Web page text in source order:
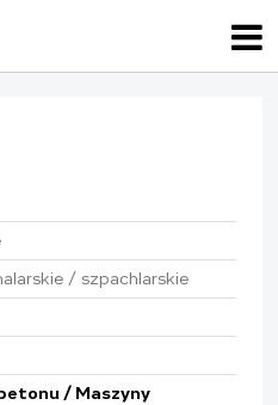
/ szpachlarskie
/ Maszyny